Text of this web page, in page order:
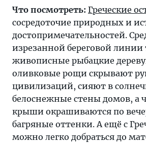
Что посмотреть: Греческие
сосредоточие природных и
достопримечательностей.
изрезанной береговой линии
живописные рыбацкие
оливковые рощи скрывают
цивилизаций, сияют в
белоснежные стены домов, а
крыши окрашиваются по
багряные оттенки. А ещё с
можно легко добраться до